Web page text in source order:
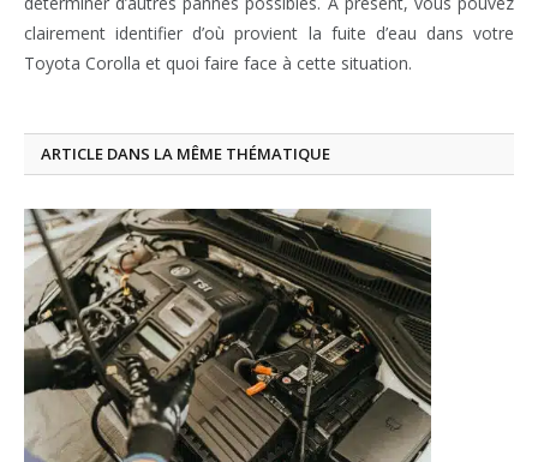
clairement identifier d’où provient la fuite d’eau dans votre
Toyota Corolla et quoi faire face à cette situation.
ARTICLE DANS LA MÊME THÉMATIQUE